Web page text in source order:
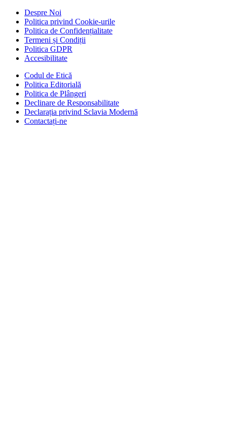
Despre Noi
Politica privind Cookie-urile
Politica de Confidențialitate
Termeni și Condiții
Politica GDPR
Accesibilitate
Codul de Etică
Politica Editorială
Politica de Plângeri
Declinare de Responsabilitate
Declarația privind Sclavia Modernă
Contactați-ne